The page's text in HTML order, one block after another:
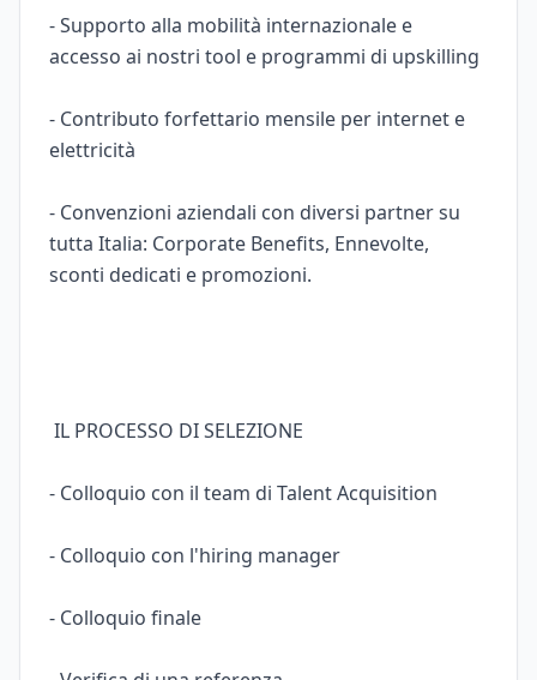
- Supporto alla mobilità internazionale e
accesso ai nostri tool e programmi di upskilling
- Contributo forfettario mensile per internet e
elettricità
- Convenzioni aziendali con diversi partner su
tutta Italia: Corporate Benefits, Ennevolte,
sconti dedicati e promozioni.
IL PROCESSO DI SELEZIONE
- Colloquio con il team di Talent Acquisition
- Colloquio con l'hiring manager
- Colloquio finale